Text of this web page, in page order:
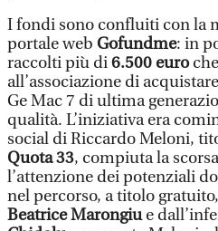
I fondi sono confluiti con la
portale web Gofundme: in
raccolti più di6.500 euro
all’associazione di
Ge Mac 7 di ultima
qualità. L’iniziativa era
social di Riccardo Meloni,
Quota 33, compiuta la
l’attenzione dei potenziali
nel percorso, a titolo
Beatrice Marongiue